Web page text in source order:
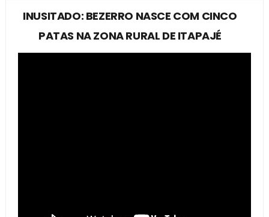
INUSITADO: BEZERRO NASCE COM CINCO
PATAS NA ZONA RURAL DE ITAPAJÉ